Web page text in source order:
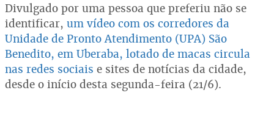
Divulgado por uma pessoa que preferiu não se
identificar, um vídeo com os corredores da
Unidade de Pronto Atendimento (UPA) São
Benedito, em Uberaba, lotado de macas circula
nas redes sociais e sites de notícias da cidade,
desde o início desta segunda-feira (21/6).